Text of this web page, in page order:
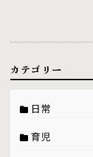
カテゴリー
日常
育児